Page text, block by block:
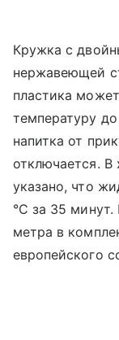
Кружка с
нержавеющей
пластика
температуру
напитка от
отключается. В
указано, что
°С за 35
метра в
европейского